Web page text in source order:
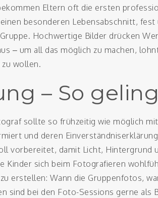
Eltern oft die ersten
besonderen Lebensabschnitt, fest
Hochwertige Bilder drücken
– um all das möglich zu machen,
zu wollen.
– So
sollte so frühzeitig wie möglich
und deren
vorbereitet, damit Licht, Hintergrund
Kinder sich beim Fotografieren
erstellen: Wann die Gruppenfotos,
sind bei den Foto-Sessions gerne als